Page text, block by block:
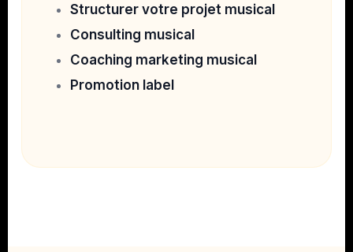
Structurer votre projet musical
Consulting musical
Coaching marketing musical
Promotion label